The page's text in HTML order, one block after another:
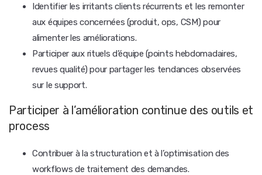
Identifier les irritants clients récurrents et les remonter
aux équipes concernées (produit, ops, CSM) pour
alimenter les améliorations.
Participer aux rituels d’équipe (points hebdomadaires,
revues qualité) pour partager les tendances observées
sur le support.
Participer à l’amélioration continue des outils et
process
Contribuer à la structuration et à l’optimisation des
workflows de traitement des demandes.